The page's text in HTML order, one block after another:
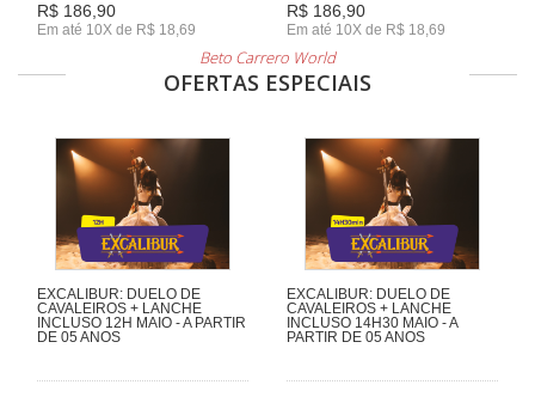
R$ 186,90
Em até 10X de R$ 18,69
R$ 186,90
Em até 10X de R$ 18,69
Beto Carrero World
OFERTAS ESPECIAIS
EXCALIBUR: DUELO DE
CAVALEIROS + LANCHE
INCLUSO 12H MAIO - A PARTIR
DE 05 ANOS
EXCALIBUR: DUELO DE
CAVALEIROS + LANCHE
INCLUSO 14H30 MAIO - A
PARTIR DE 05 ANOS